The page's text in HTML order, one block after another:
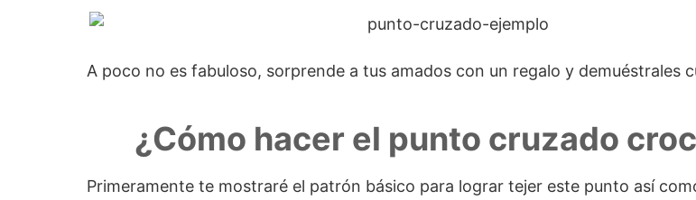
A poco no es fabuloso, sorprende a tus amados con un regalo y demuéstrales
¿Cómo hacer el punto cruzado
Primeramente te mostraré el patrón básico para lograr tejer este punto así